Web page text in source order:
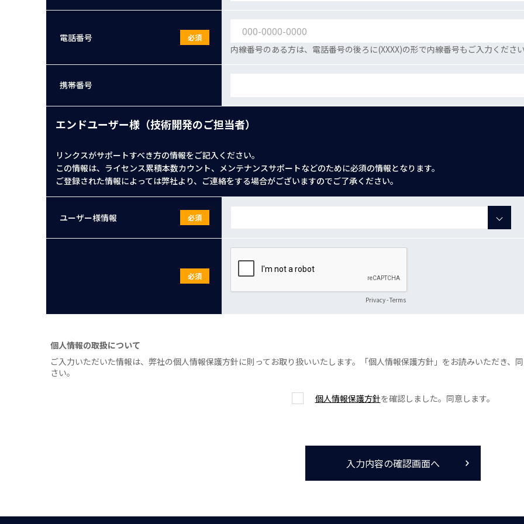
電話番号 必須
内線番号のある方は、電話番号の後ろに(XXXX)の形で内線番号もご入力くださ
携帯番号
エンドユーザー様（技術開発のご担当者）
リンクスがサポートすべき方の情報をご記入ください。
この情報は、ライセンス累積本数カウント、メンテナンスサポートなどのために必須の情報となります。
ご登録された情報によっては弊社より、ご連絡をする場合がございますのでご了承ください。
ユーザー様情報 必須
必須
Privacy-Terms
個人情報の取扱について
ご入力いただいた情報は、弊社の個人情報保護方針に則ってお取り扱いいたします。「個人情報保護方針」をお読みいただき、
さい。
個人情報保護方針を確認しました。同意します。
入力内容の確認画面へ